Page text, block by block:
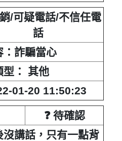
/可疑電話/不信任電
話
：詐騙當心
型： 其他
01-20 11:50:23
❓ 待確認
沒講話，只有一點背